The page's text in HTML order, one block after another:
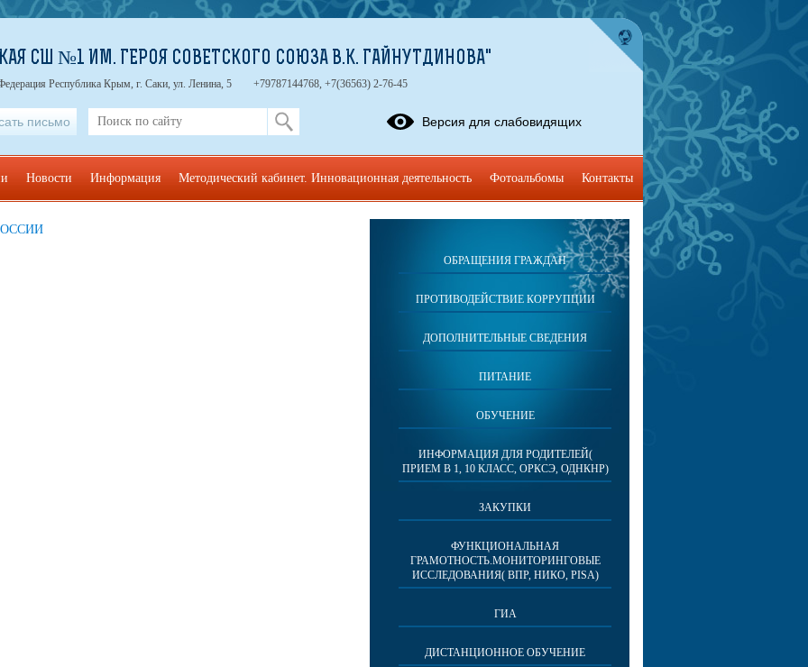
ОБРАЩЕНИЯ ГРАЖДАН
ПРОТИВОДЕЙСТВИЕ КОРРУПЦИИ
ДОПОЛНИТЕЛЬНЫЕ СВЕДЕНИЯ
ПИТАНИЕ
ОБУЧЕНИЕ
ИНФОРМАЦИЯ ДЛЯ РОДИТЕЛЕЙ(
ПРИЕМ В 1, 10 КЛАСС, ОРКСЭ, ОДНКНР)
ЗАКУПКИ
ФУНКЦИОНАЛЬНАЯ
ГРАМОТНОСТЬ.МОНИТОРИНГОВЫЕ
ИССЛЕДОВАНИЯ( ВПР, НИКО, PISA)
ГИА
ДИСТАНЦИОННОЕ ОБУЧЕНИЕ
СШ №1 ИМ. ГЕРОЯ СОВЕТСКОГО СОЮЗА В.К. ГАЙНУТДИНОВА"
Республика Крым, г. Саки, ул. Ленина, 5 +79787144768, +7(36563) 2-76-45
письмо Версия для слабовидящих
Новости Информация Методический кабинет. Инновационная деятельность Фотоальбомы Контакты